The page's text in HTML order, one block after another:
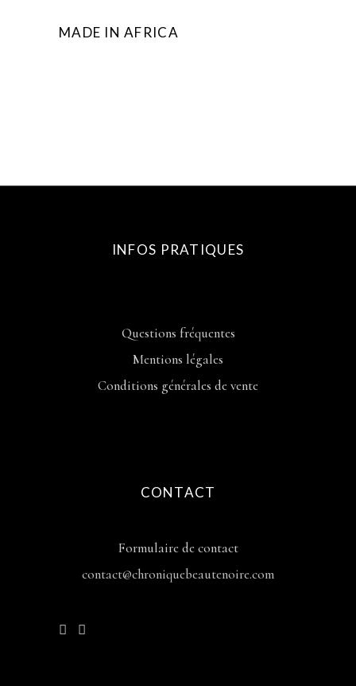
MADE IN AFRICA
INFOS PRATIQUES
Questions fréquentes
Mentions légales
Conditions générales de vente
CONTACT
Formulaire de contact
contact@chroniquebeautenoire.com